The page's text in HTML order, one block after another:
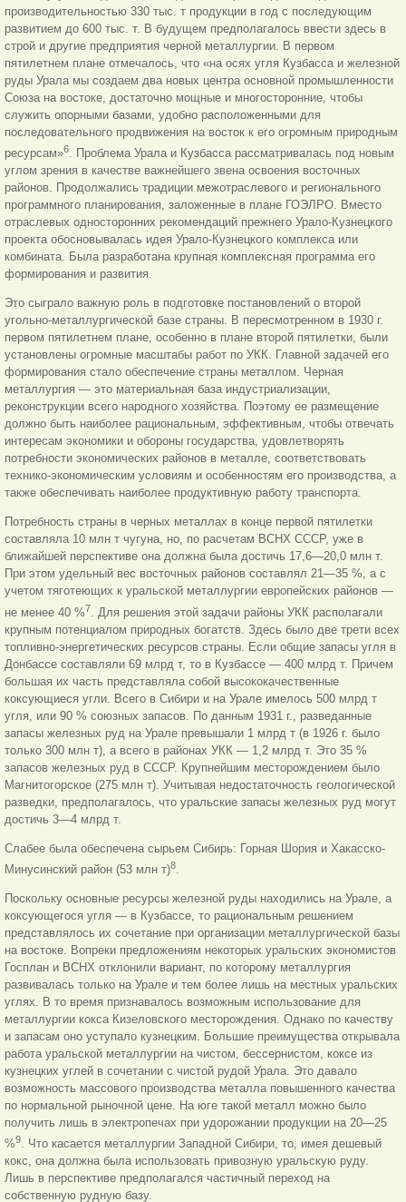
производительностью 330 тыс. т продукции в год с последующим
развитием до 600 тыс. т. В будущем предполагалось ввести здесь в
строй и другие предприятия черной металлургии. В первом
пятилетнем плане отмечалось, что «на осях угля Кузбасса и железной
руды Урала мы создаем два новых центра основной промышленности
Союза на востоке, достаточно мощные и многосторонние, чтобы
служить опорными базами, удобно расположенными для
последовательного продвижения на восток к его огромным природным
ресурсам»6. Проблема Урала и Кузбасса рассматривалась под новым
углом зрения в качестве важнейшего звена освоения восточных
районов. Продолжались традиции межотраслевого и регионального
программного планирования, заложенные в плане ГОЭЛРО. Вместо
отраслевых односторонних рекомендаций прежнего Урало-Кузнецкого
проекта обосновывалась идея Урало-Кузнецкого комплекса или
комбината. Была разработана крупная комплексная программа его
формирования и развития.
Это сыграло важную роль в подготовке постановлений о второй
угольно-металлургической базе страны. В пересмотренном в 1930 г.
первом пятилетнем плане, особенно в плане второй пятилетки, были
установлены огромные масштабы работ по УКК. Главной задачей его
формирования стало обеспечение страны металлом. Черная
металлургия — это материальная база индустриализации,
реконструкции всего народного хозяйства. Поэтому ее размещение
должно быть наиболее рациональным, эффективным, чтобы отвечать
интересам экономики и обороны государства, удовлетворять
потребности экономических районов в металле, соответствовать
технико-экономическим условиям и особенностям его производства, а
также обеспечивать наиболее продуктивную работу транспорта.
Потребность страны в черных металлах в конце первой пятилетки
составляла 10 млн т чугуна, но, по расчетам ВСНХ СССР, уже в
ближайшей перспективе она должна была достичь 17,6—20,0 млн т.
При этом удельный вес восточных районов составлял 21—35 %, а с
учетом тяготеющих к уральской металлургии европейских районов —
не менее 40 %7
. Для решения этой задачи районы УКК располагали
крупным потенциалом природных богатств. Здесь было две трети всех
топливно-энергетических ресурсов страны. Если общие запасы угля в
Донбассе составляли 69 млрд т, то в Кузбассе — 400 млрд т. Причем
большая их часть представляла собой высококачественные
коксующиеся угли. Всего в Сибири и на Урале имелось 500 млрд т
угля, или 90 % союзных запасов. По данным 1931 г., разведанные
запасы железных руд на Урале превышали 1 млрд т (в 1926 г. было
только 300 млн т), а всего в районах УКК — 1,2 млрд т. Это 35 %
запасов железных руд в СССР. Крупнейшим месторождением было
Магнитогорское (275 млн т). Учитывая недостаточность геологической
разведки, предполагалось, что уральские запасы железных руд могут
достичь 3—4 млрд т.
Слабее была обеспечена сырьем Сибирь: Горная Шория и Хакасско-
Минусинский район (53 млн т)8.
Поскольку основные ресурсы железной руды находились на Урале, а
коксующегося угля — в Кузбассе, то рациональным решением
представлялось их сочетание при организации металлургической базы
на востоке. Вопреки предложениям некоторых уральских экономистов
Госплан и ВСНХ отклонили вариант, по которому металлургия
развивалась только на Урале и тем более лишь на местных уральских
углях. В то время признавалось возможным использование для
металлургии кокса Кизеловского месторождения. Однако по качеству
и запасам оно уступало кузнецким. Большие преимущества открывала
работа уральской металлургии на чистом, бессернистом, коксе из
кузнецких углей в сочетании с чистой рудой Урала. Это давало
возможность массового производства металла повышенного качества
по нормальной рыночной цене. На юге такой металл можно было
получить лишь в электропечах при удорожании продукции на 20—25
%9. Что касается металлургии Западной Сибири, то, имея дешевый
кокс, она должна была использовать привозную уральскую руду.
Лишь в перспективе предполагался частичный переход на
собственную рудную базу.